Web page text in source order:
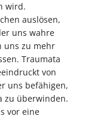
wird.
auslösen,
uns wahre
uns zu mehr
Traumata
von
uns befähigen,
zu überwinden.
vor eine